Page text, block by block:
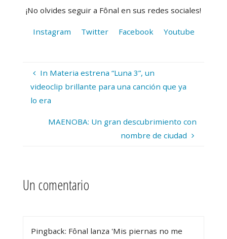
¡No olvides seguir a Fônal en sus redes sociales!
Instagram Twitter Facebook Youtube
In Materia estrena “Luna 3”, un
videoclip brillante para una canción que ya
lo era
MAENOBA: Un gran descubrimiento con
nombre de ciudad
Un comentario
Pingback: Fônal lanza 'Mis piernas no me